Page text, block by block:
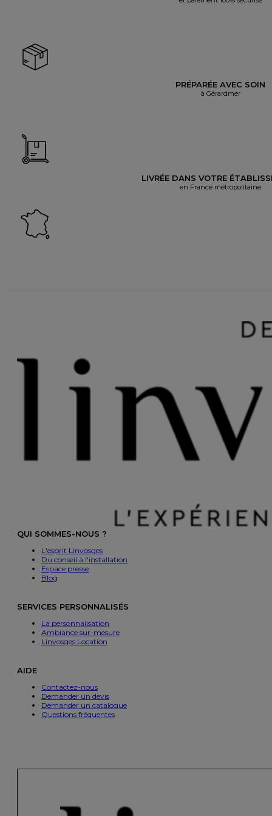
PRÉPARÉE AVEC SOIN
à Gérardmer
LIVRÉE DANS VOTRE
en France métropolitaine
QUI SOMMES-NOUS ?
L'esprit Linvosges
Du conseil à l'installation
Espace presse
Blog
SERVICES PERSONNALISÉS
La personnalisation
Ambiance sur-mesure
Linvosges Location
AIDE
Contactez-nous
Demander un devis
Demander un catalogue
Questions fréquentes